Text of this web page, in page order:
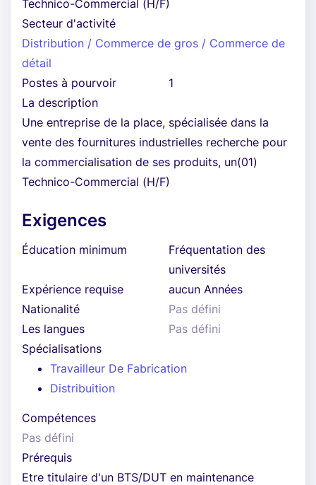
Technico-Commercial (H/F)
Secteur d'activité
Distribution / Commerce de gros / Commerce de
détail
Postes à pourvoir
1
La description
Une entreprise de la place, spécialisée dans la
vente des fournitures industrielles recherche pour
la commercialisation de ses produits, un(01)
Technico-Commercial (H/F)
Exigences
Éducation minimum
Fréquentation des
universités
Expérience requise
aucun Années
Nationalité
Pas défini
Les langues
Pas défini
Spécialisations
Travailleur De Fabrication
Distribuition
Compétences
Pas défini
Prérequis
Etre titulaire d'un BTS/DUT en maintenance